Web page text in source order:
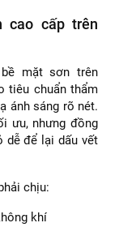
cao cấp trên
mặt sơn trên
tiêu chuẩn thẩm
ánh sáng rõ nét.
ưu, nhưng đồng
dễ để lại dấu vết
chịu:
khí